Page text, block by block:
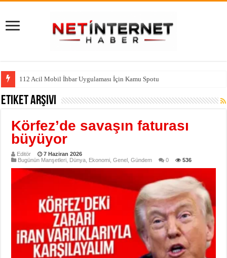
112 Acil Mobil İhbar Uygulaması İçin Kamu Spotu
Etiket Arşivi
Körfez’de savaşın faturası
büyüyor
Editör
7 Haziran 2026
Bugünün Manşetleri Dünya Ekonomi ,Genel ,Gündem 0 536